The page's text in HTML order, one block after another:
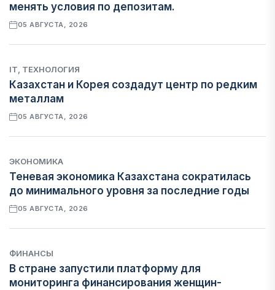
менять условия по депозитам.
05 АВГУСТА, 2026
IT, ТЕХНОЛОГИЯ
Казахстан и Корея создадут центр по редким
металлам
05 АВГУСТА, 2026
ЭКОНОМИКА
Теневая экономика Казахстана сократилась
до минимального уровня за последние годы
05 АВГУСТА, 2026
ФИНАНСЫ
В стране запустили платформу для
мониторинга финансирования женщин-